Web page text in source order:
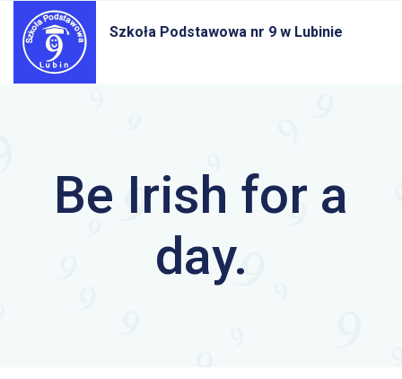
Szkoła Podstawowa nr 9 w Lubinie
Be Irish for a
day.